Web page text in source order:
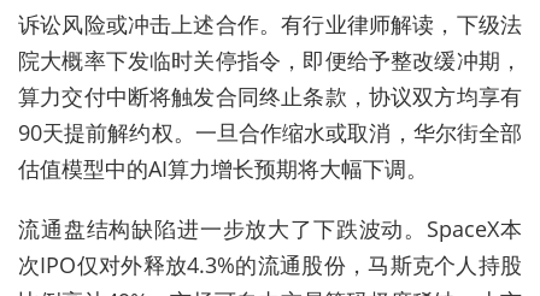
诉讼风险或冲击上述合作。有行业律师解读，下级法
院大概率下发临时关停指令，即便给予整改缓冲期，
算力交付中断将触发合同终止条款，协议双方均享有
90天提前解约权。一旦合作缩水或取消，华尔街全部
估值模型中的AI算力增长预期将大幅下调。
流通盘结构缺陷进一步放大了下跌波动。SpaceX本
次IPO仅对外释放4.3%的流通股份，马斯克个人持股